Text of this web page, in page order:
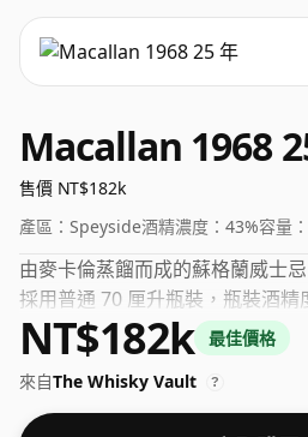
Macallan 1968
售價 NT$182k
產區： Speyside酒精濃度： 43%容量：
由麥卡倫蒸餾而成的蘇格蘭威士
採用普通 70 厘升瓶裝，瓶裝酒精
NT$182k
最佳價格
來自The Whisky Vault ?